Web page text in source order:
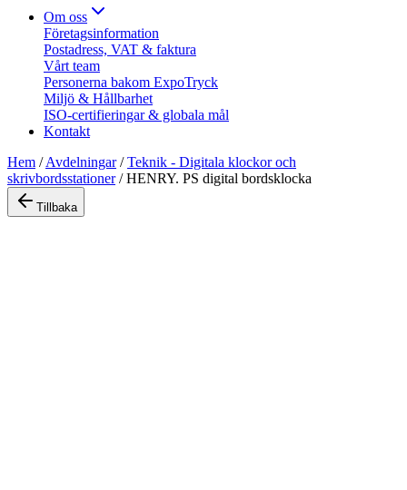
Om oss
Företagsinformation
Postadress, VAT & faktura
Vårt team
Personerna bakom ExpoTryck
Miljö & Hållbarhet
ISO-certifieringar & globala mål
Kontakt
Hem /Avdelningar/Teknik - Digitala klockor och
skrivbordsstationer/HENRY. PS digital bordsklocka
Tillbaka